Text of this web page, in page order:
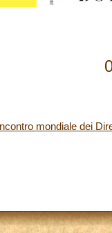
mondiale dei